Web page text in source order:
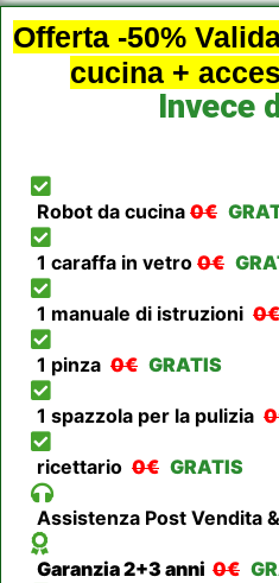
Offerta -50%
cucina +
Invece
Robot da cucina 0€
1 caraffa in vetro 0€
1 manuale di istruzioni 0€
1 pinza 0€ GRATIS
1 spazzola per la pulizia
ricettario 0€ GRATIS
Assistenza Post Vendita
Garanzia 2+3 anni 0€